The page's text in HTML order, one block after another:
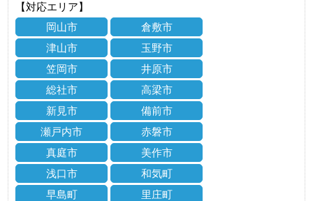
【対応エリア】
岡山市
倉敷市
津山市
玉野市
笠岡市
井原市
総社市
高梁市
新見市
備前市
瀬戸内市
赤磐市
真庭市
美作市
浅口市
和気町
早島町
里庄町